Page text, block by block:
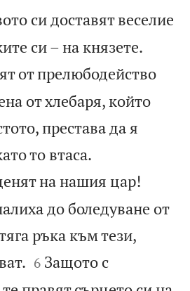
си доставят веселие
си – на князете.
от прелюбодейство
от хлебаря, който
престава да я
то втаса.
на нашия цар!
до боледуване от
ръка към тези,


6 Защото с